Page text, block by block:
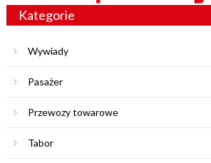
Kategorie
Wywiady
Pasażer
Przewozy towarowe
Tabor